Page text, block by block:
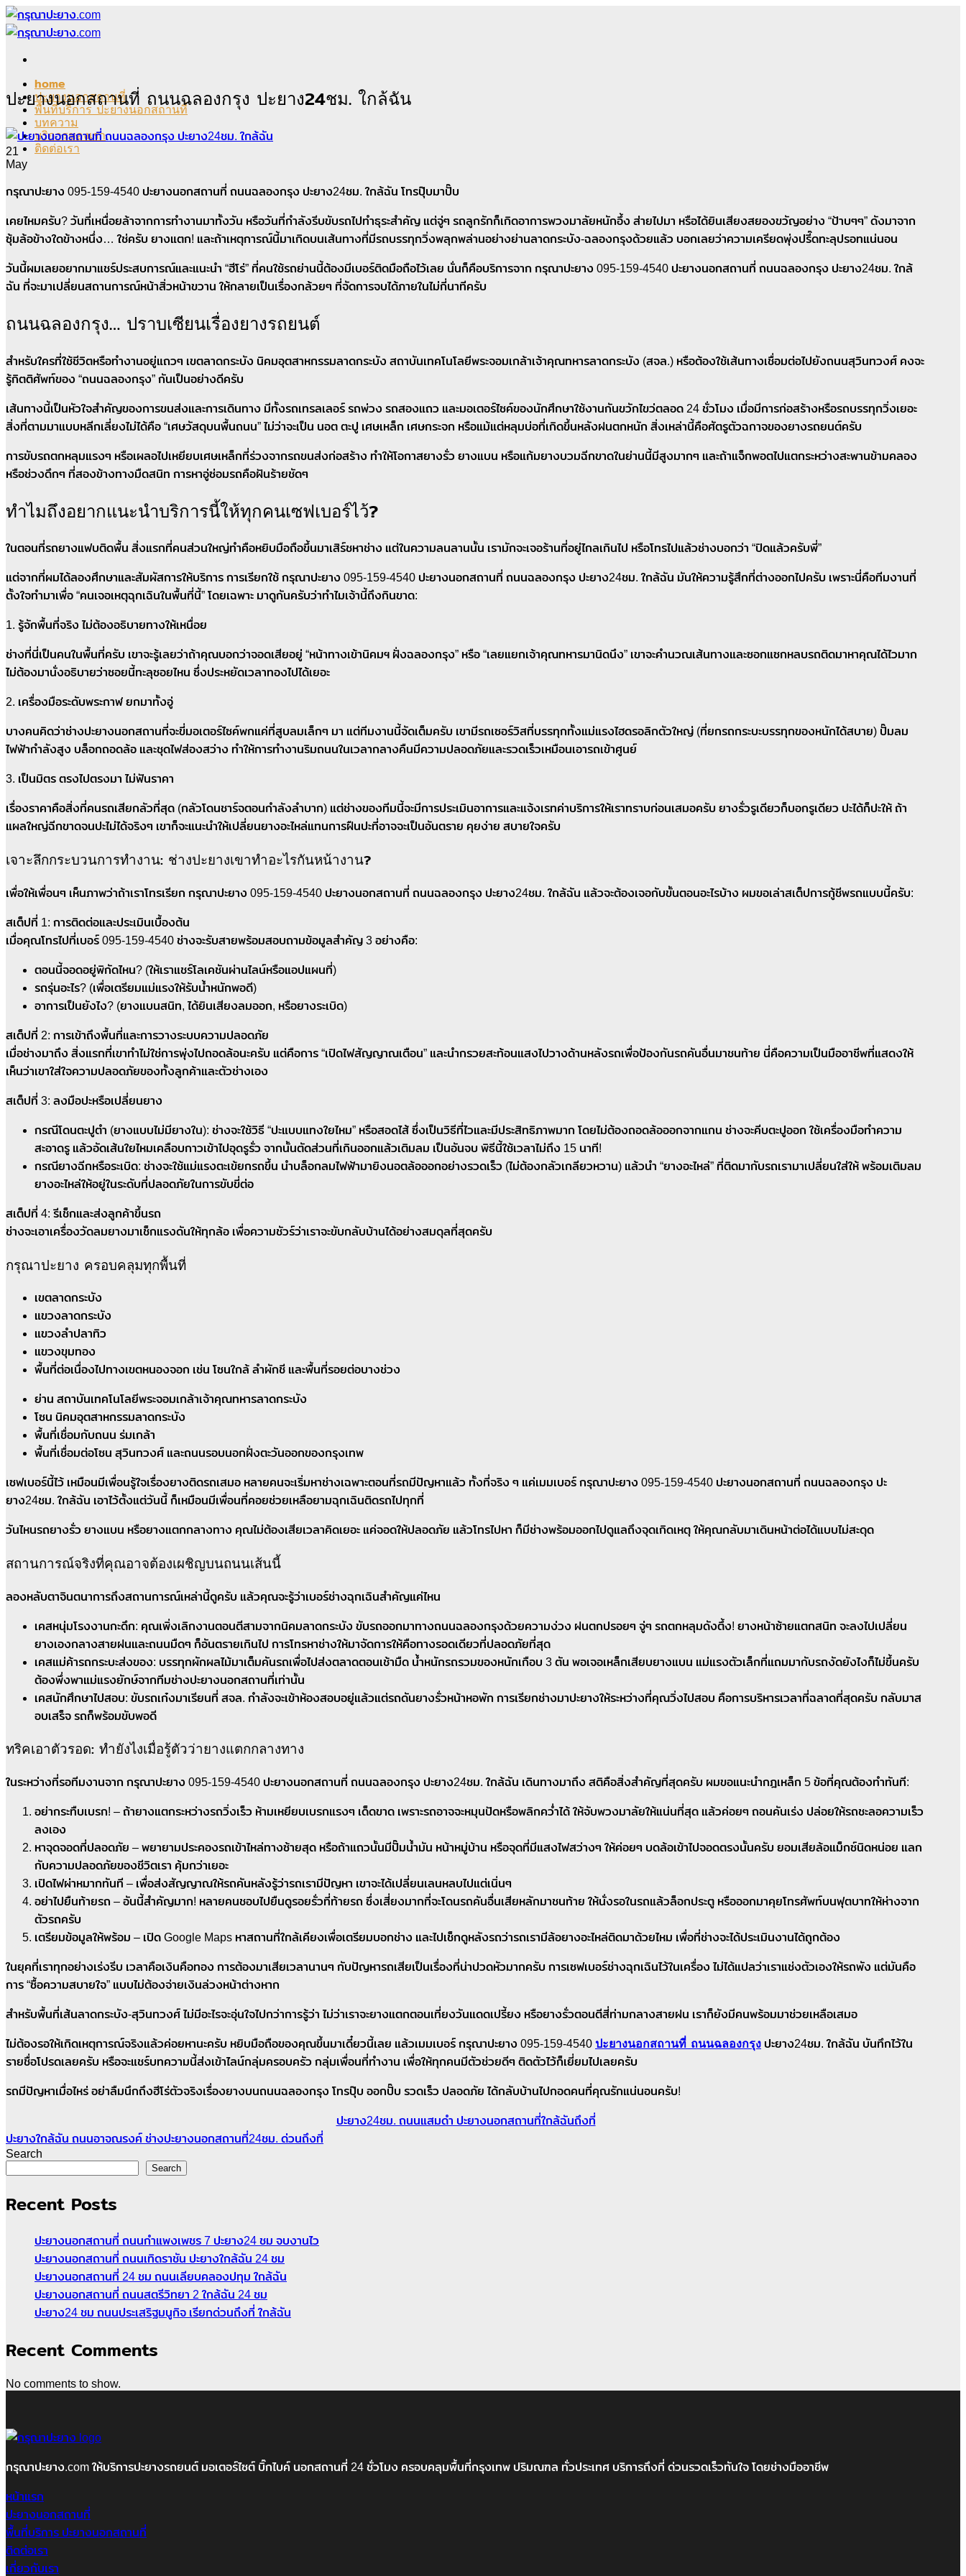
Skip
to
content
home
ปะยางนอกสถานที่
พื้นที่บริการ ปะยางนอกสถานที่
บทความ
บริการของเรา
ติดต่อเรา
ปะยางนอกสถานที่ ถนนฉลองกรุง ปะยาง24ชม. ใกล้ฉัน
21
May
กรุณาปะยาง 095-159-4540 ปะยางนอกสถานที่ ถนนฉลองกรุง ปะยาง24ชม. ใกล้ฉัน โทรปุ๊บมาปั๊บ
เคยไหมครับ? วันที่เหนื่อยล้าจากการทำงานมาทั้งวัน หรือวันที่กำลังรีบขับรถไปทำธุระสำคัญ แต่จู่ๆ รถลูกรักก็เกิดอาการพวงมาลัยหนักอึ้ง ส่ายไปมา หรือได้ยินเสียงสยองขวัญอย่าง “ป้าบๆๆ” ดังมาจาก
ซุ้มล้อข้างใดข้างหนึ่ง… ใช่ครับ ยางแตก! และถ้าเหตุการณ์นี้มาเกิดบนเส้นทางที่มีรถบรรทุกวิ่งพลุกพล่านอย่างย่านลาดกระบัง-ฉลองกรุงด้วยแล้ว บอกเลยว่าความเครียดพุ่งปรี๊ดทะลุปรอทแน่นอน
วันนี้ผมเลยอยากมาแชร์ประสบการณ์และแนะนำ “ฮีโร่” ที่คนใช้รถย่านนี้ต้องมีเบอร์ติดมือถือไว้เลย นั่นก็คือบริการจาก กรุณาปะยาง 095-159-4540 ปะยางนอกสถานที่ ถนนฉลองกรุง ปะยาง24ชม. ใกล้
ฉัน ที่จะมาเปลี่ยนสถานการณ์หน้าสิ่วหน้าขวาน ให้กลายเป็นเรื่องกล้วยๆ ที่จัดการจบได้ภายในไม่กี่นาทีครับ
ถนนฉลองกรุง… ปราบเซียนเรื่องยางรถยนต์
สำหรับใครที่ใช้ชีวิตหรือทำงานอยู่แถวๆ เขตลาดกระบัง นิคมอุตสาหกรรมลาดกระบัง สถาบันเทคโนโลยีพระจอมเกล้าเจ้าคุณทหารลาดกระบัง (สจล.) หรือต้องใช้เส้นทางเชื่อมต่อไปยังถนนสุวินทวงศ์ คงจะ
รู้กิตติศัพท์ของ “ถนนฉลองกรุง” กันเป็นอย่างดีครับ
เส้นทางนี้เป็นหัวใจสำคัญของการขนส่งและการเดินทาง มีทั้งรถเทรลเลอร์ รถพ่วง รถสองแถว และมอเตอร์ไซค์ของนักศึกษาใช้งานกันขวักไขว่ตลอด 24 ชั่วโมง เมื่อมีการก่อสร้างหรือรถบรรทุกวิ่งเยอะ
สิ่งที่ตามมาแบบหลีกเลี่ยงไม่ได้คือ “เศษวัสดุบนพื้นถนน” ไม่ว่าจะเป็น นอต ตะปู เศษเหล็ก เศษกระจก หรือแม้แต่หลุมบ่อที่เกิดขึ้นหลังฝนตกหนัก สิ่งเหล่านี้คือศัตรูตัวฉกาจของยางรถยนต์ครับ
การขับรถตกหลุมแรงๆ หรือเผลอไปเหยียบเศษเหล็กที่ร่วงจากรถขนส่งก่อสร้าง ทำให้โอกาสยางรั่ว ยางแบน หรือแก้มยางบวมฉีกขาดในย่านนี้มีสูงมากๆ และถ้าแจ็กพอตไปแตกระหว่างสะพานข้ามคลอง
หรือช่วงดึกๆ ที่สองข้างทางมืดสนิท การหาอู่ซ่อมรถคือฝันร้ายชัดๆ
ทำไมถึงอยากแนะนำบริการนี้ให้ทุกคนเซฟเบอร์ไว้?
ในตอนที่รถยางแฟบติดพื้น สิ่งแรกที่คนส่วนใหญ่ทำคือหยิบมือถือขึ้นมาเสิร์ชหาช่าง แต่ในความลนลานนั้น เรามักจะเจอร้านที่อยู่ไกลเกินไป หรือโทรไปแล้วช่างบอกว่า “ปิดแล้วครับพี่”
แต่จากที่ผมได้ลองศึกษาและสัมผัสการให้บริการ การเรียกใช้ กรุณาปะยาง 095-159-4540 ปะยางนอกสถานที่ ถนนฉลองกรุง ปะยาง24ชม. ใกล้ฉัน มันให้ความรู้สึกที่ต่างออกไปครับ เพราะนี่คือทีมงานที่
ตั้งใจทำมาเพื่อ “คนเจอเหตุฉุกเฉินในพื้นที่นี้” โดยเฉพาะ มาดูกันครับว่าทำไมเจ้านี้ถึงกินขาด:
1. รู้จักพื้นที่จริง ไม่ต้องอธิบายทางให้เหนื่อย
ช่างที่นี่เป็นคนในพื้นที่ครับ เขาจะรู้เลยว่าถ้าคุณบอกว่าจอดเสียอยู่ “หน้าทางเข้านิคมฯ ฝั่งฉลองกรุง” หรือ “เลยแยกเจ้าคุณทหารมานิดนึง” เขาจะคำนวณเส้นทางและซอกแซกหลบรถติดมาหาคุณได้ไวมาก
ไม่ต้องมานั่งอธิบายว่าซอยนี้ทะลุซอยไหน ซึ่งประหยัดเวลาทองไปได้เยอะ
2. เครื่องมือระดับพระกาฬ ยกมาทั้งอู่
บางคนคิดว่าช่างปะยางนอกสถานที่จะขี่มอเตอร์ไซค์พกแค่ที่สูบลมเล็กๆ มา แต่ทีมงานนี้จัดเต็มครับ เขามีรถเซอร์วิสที่บรรทุกทั้งแม่แรงไฮดรอลิกตัวใหญ่ (ที่ยกรถกระบะบรรทุกของหนักได้สบาย) ปั๊มลม
ไฟฟ้ากำลังสูง บล็อกถอดล้อ และชุดไฟส่องสว่าง ทำให้การทำงานริมถนนในเวลากลางคืนมีความปลอดภัยและรวดเร็วเหมือนเอารถเข้าศูนย์
3. เป็นมิตร ตรงไปตรงมา ไม่ฟันราคา
เรื่องราคาคือสิ่งที่คนรถเสียกลัวที่สุด (กลัวโดนชาร์จตอนกำลังลำบาก) แต่ช่างของทีมนี้จะมีการประเมินอาการและแจ้งเรทค่าบริการให้เราทราบก่อนเสมอครับ ยางรั่วรูเดียวก็บอกรูเดียว ปะได้ก็ปะให้ ถ้า
แผลใหญ่ฉีกขาดจนปะไม่ได้จริงๆ เขาก็จะแนะนำให้เปลี่ยนยางอะไหล่แทนการฝืนปะที่อาจจะเป็นอันตราย คุยง่าย สบายใจครับ
เจาะลึกกระบวนการทำงาน: ช่างปะยางเขาทำอะไรกันหน้างาน?
เพื่อให้เพื่อนๆ เห็นภาพว่าถ้าเราโทรเรียก กรุณาปะยาง 095-159-4540 ปะยางนอกสถานที่ ถนนฉลองกรุง ปะยาง24ชม. ใกล้ฉัน แล้วจะต้องเจอกับขั้นตอนอะไรบ้าง ผมขอเล่าสเต็ปการกู้ชีพรถแบบนี้ครับ:
สเต็ปที่ 1: การติดต่อและประเมินเบื้องต้น
เมื่อคุณโทรไปที่เบอร์ 095-159-4540 ช่างจะรับสายพร้อมสอบถามข้อมูลสำคัญ 3 อย่างคือ:
ตอนนี้จอดอยู่พิกัดไหน? (ให้เราแชร์โลเคชันผ่านไลน์หรือแอปแผนที่)
รถรุ่นอะไร? (เพื่อเตรียมแม่แรงให้รับน้ำหนักพอดี)
อาการเป็นยังไง? (ยางแบนสนิท, ได้ยินเสียงลมออก, หรือยางระเบิด)
สเต็ปที่ 2: การเข้าถึงพื้นที่และการวางระบบความปลอดภัย
เมื่อช่างมาถึง สิ่งแรกที่เขาทำไม่ใช่การพุ่งไปถอดล้อนะครับ แต่คือการ “เปิดไฟสัญญาณเตือน” และนำกรวยสะท้อนแสงไปวางด้านหลังรถเพื่อป้องกันรถคันอื่นมาชนท้าย นี่คือความเป็นมืออาชีพที่แสดงให้
เห็นว่าเขาใส่ใจความปลอดภัยของทั้งลูกค้าและตัวช่างเอง
สเต็ปที่ 3: ลงมือปะหรือเปลี่ยนยาง
กรณีโดนตะปูตำ (ยางแบบไม่มียางใน): ช่างจะใช้วิธี “ปะแบบแทงใยไหม” หรือสอดไส้ ซึ่งเป็นวิธีที่ไวและมีประสิทธิภาพมาก โดยไม่ต้องถอดล้อออกจากแกน ช่างจะคีบตะปูออก ใช้เครื่องมือทำความ
สะอาดรู แล้วอัดเส้นใยไหมเคลือบกาวเข้าไปอุดรูรั่ว จากนั้นตัดส่วนที่เกินออกแล้วเติมลม เป็นอันจบ พิธีนี้ใช้เวลาไม่ถึง 15 นาที!
กรณียางฉีกหรือระเบิด: ช่างจะใช้แม่แรงตะเข้ยกรถขึ้น นำบล็อกลมไฟฟ้ามายิงนอตล้อออกอย่างรวดเร็ว (ไม่ต้องกลัวเกลียวหวาน) แล้วนำ “ยางอะไหล่” ที่ติดมากับรถเรามาเปลี่ยนใส่ให้ พร้อมเติมลม
ยางอะไหล่ให้อยู่ในระดับที่ปลอดภัยในการขับขี่ต่อ
สเต็ปที่ 4: รีเช็กและส่งลูกค้าขึ้นรถ
ช่างจะเอาเครื่องวัดลมยางมาเช็กแรงดันให้ทุกล้อ เพื่อความชัวร์ว่าเราจะขับกลับบ้านได้อย่างสมดุลที่สุดครับ
กรุณาปะยาง ครอบคลุมทุกพื้นที่
เขตลาดกระบัง
แขวงลาดกระบัง
แขวงลำปลาทิว
แขวงขุมทอง
พื้นที่ต่อเนื่องไปทางเขตหนองจอก เช่น โซนใกล้ ลำผักชี และพื้นที่รอยต่อบางช่วง
ย่าน สถาบันเทคโนโลยีพระจอมเกล้าเจ้าคุณทหารลาดกระบัง
โซน นิคมอุตสาหกรรมลาดกระบัง
พื้นที่เชื่อมกับถนน ร่มเกล้า
พื้นที่เชื่อมต่อโซน สุวินทวงศ์ และถนนรอบนอกฝั่งตะวันออกของกรุงเทพ
เซฟเบอร์นี้ไว้ เหมือนมีเพื่อนรู้ใจเรื่องยางติดรถเสมอ หลายคนจะเริ่มหาช่างเฉพาะตอนที่รถมีปัญหาแล้ว ทั้งที่จริง ๆ แค่เมมเบอร์ กรุณาปะยาง 095-159-4540 ปะยางนอกสถานที่ ถนนฉลองกรุง ปะ
ยาง24ชม. ใกล้ฉัน เอาไว้ตั้งแต่วันนี้ ก็เหมือนมีเพื่อนที่คอยช่วยเหลือยามฉุกเฉินติดรถไปทุกที่
วันไหนรถยางรั่ว ยางแบน หรือยางแตกกลางทาง คุณไม่ต้องเสียเวลาคิดเยอะ แค่จอดให้ปลอดภัย แล้วโทรไปหา ก็มีช่างพร้อมออกไปดูแลถึงจุดเกิดเหตุ ให้คุณกลับมาเดินหน้าต่อได้แบบไม่สะดุด
สถานการณ์จริงที่คุณอาจต้องเผชิญบนถนนเส้นนี้
ลองหลับตาจินตนาการถึงสถานการณ์เหล่านี้ดูครับ แล้วคุณจะรู้ว่าเบอร์ช่างฉุกเฉินสำคัญแค่ไหน
เคสหนุ่มโรงงานกะดึก: คุณเพิ่งเลิกงานตอนตีสามจากนิคมลาดกระบัง ขับรถออกมาทางถนนฉลองกรุงด้วยความง่วง ฝนตกปรอยๆ จู่ๆ รถตกหลุมดังตึ้ง! ยางหน้าซ้ายแตกสนิท จะลงไปเปลี่ยน
ยางเองกลางสายฝนและถนนมืดๆ ก็อันตรายเกินไป การโทรหาช่างให้มาจัดการให้คือทางรอดเดียวที่ปลอดภัยที่สุด
เคสแม่ค้ารถกระบะส่งของ: บรรทุกผักผลไม้มาเต็มคันรถเพื่อไปส่งตลาดตอนเช้ามืด น้ำหนักรถรวมของหนักเกือบ 3 ตัน พอเจอเหล็กเสียบยางแบน แม่แรงตัวเล็กที่แถมมากับรถงัดยังไงก็ไม่ขึ้นครับ
ต้องพึ่งพาแม่แรงยักษ์จากทีมช่างปะยางนอกสถานที่เท่านั้น
เคสนักศึกษาไปสอบ: ขับรถเก๋งมาเรียนที่ สจล. กำลังจะเข้าห้องสอบอยู่แล้วแต่รถดันยางรั่วหน้าหอพัก การเรียกช่างมาปะยางให้ระหว่างที่คุณวิ่งไปสอบ คือการบริหารเวลาที่ฉลาดที่สุดครับ กลับมาส
อบเสร็จ รถก็พร้อมขับพอดี
ทริคเอาตัวรอด: ทำยังไงเมื่อรู้ตัวว่ายางแตกกลางทาง
ในระหว่างที่รอทีมงานจาก กรุณาปะยาง 095-159-4540 ปะยางนอกสถานที่ ถนนฉลองกรุง ปะยาง24ชม. ใกล้ฉัน เดินทางมาถึง สติคือสิ่งสำคัญที่สุดครับ ผมขอแนะนำกฎเหล็ก 5 ข้อที่คุณต้องทำทันที:
อย่ากระทืบเบรก! – ถ้ายางแตกระหว่างรถวิ่งเร็ว ห้ามเหยียบเบรกแรงๆ เด็ดขาด เพราะรถอาจจะหมุนปัดหรือพลิกคว่ำได้ ให้จับพวงมาลัยให้แน่นที่สุด แล้วค่อยๆ ถอนคันเร่ง ปล่อยให้รถชะลอความเร็ว
ลงเอง
หาจุดจอดที่ปลอดภัย – พยายามประคองรถเข้าไหล่ทางซ้ายสุด หรือถ้าแถวนั้นมีปั๊มน้ำมัน หน้าหมู่บ้าน หรือจุดที่มีแสงไฟสว่างๆ ให้ค่อยๆ บดล้อเข้าไปจอดตรงนั้นครับ ยอมเสียล้อแม็กซ์นิดหน่อย แลก
กับความปลอดภัยของชีวิตเรา คุ้มกว่าเยอะ
เปิดไฟผ่าหมากทันที – เพื่อส่งสัญญาณให้รถคันหลังรู้ว่ารถเรามีปัญหา เขาจะได้เปลี่ยนเลนหลบไปแต่เนิ่นๆ
อย่าไปยืนท้ายรถ – อันนี้สำคัญมาก! หลายคนชอบไปยืนดูรอยรั่วที่ท้ายรถ ซึ่งเสี่ยงมากที่จะโดนรถคันอื่นเสียหลักมาชนท้าย ให้นั่งรอในรถแล้วล็อกประตู หรือออกมาคุยโทรศัพท์บนฟุตบาทให้ห่างจาก
ตัวรถครับ
เตรียมข้อมูลให้พร้อม – เปิด Google Maps หาสถานที่ใกล้เคียงเพื่อเตรียมบอกช่าง และไปเช็กดูหลังรถว่ารถเรามีล้อยางอะไหล่ติดมาด้วยไหม เพื่อที่ช่างจะได้ประเมินงานได้ถูกต้อง
ในยุคที่เราทุกอย่างเร่งรีบ เวลาคือเงินคือทอง การต้องมาเสียเวลานานๆ กับปัญหารถเสียเป็นเรื่องที่น่าปวดหัวมากครับ การเซฟเบอร์ช่างฉุกเฉินไว้ในเครื่อง ไม่ได้แปลว่าเราแช่งตัวเองให้รถพัง แต่มันคือ
การ “ซื้อความสบายใจ” แบบไม่ต้องจ่ายเงินล่วงหน้าต่างหาก
สำหรับพื้นที่เส้นลาดกระบัง-สุวินทวงศ์ ไม่มีอะไรจะอุ่นใจไปกว่าการรู้ว่า ไม่ว่าเราจะยางแตกตอนเที่ยงวันแดดเปรี้ยง หรือยางรั่วตอนตีสี่ท่ามกลางสายฝน เราก็ยังมีคนพร้อมมาช่วยเหลือเสมอ
ไม่ต้องรอให้เกิดเหตุการณ์จริงแล้วค่อยหานะครับ หยิบมือถือของคุณขึ้นมาเดี๋ยวนี้เลย แล้วเมมเบอร์ กรุณาปะยาง 095-159-4540 ปะยางนอกสถานที่ ถนนฉลองกรุง ปะยาง24ชม. ใกล้ฉัน บันทึกไว้ใน
รายชื่อโปรดเลยครับ หรือจะแชร์บทความนี้ส่งเข้าไลน์กลุ่มครอบครัว กลุ่มเพื่อนที่ทำงาน เพื่อให้ทุกคนมีตัวช่วยดีๆ ติดตัวไว้ก็เยี่ยมไปเลยครับ
รถมีปัญหาเมื่อไหร่ อย่าลืมนึกถึงฮีโร่ตัวจริงเรื่องยางบนถนนฉลองกรุง โทรปุ๊บ ออกปั๊บ รวดเร็ว ปลอดภัย ได้กลับบ้านไปกอดคนที่คุณรักแน่นอนครับ!
ปะยาง24ชม. ถนนแสมดำ ปะยางนอกสถานที่ใกล้ฉันถึงที่
ปะยางใกล้ฉัน ถนนอาจณรงค์ ช่างปะยางนอกสถานที่24ชม. ด่วนถึงที่
Search
Search
Recent Posts
ปะยางนอกสถานที่ ถนนกำแพงเพชร 7 ปะยาง24 ชม จบงานไว
ปะยางนอกสถานที่ ถนนเทิดราชัน ปะยางใกล้ฉัน 24 ชม
ปะยางนอกสถานที่ 24 ชม ถนนเลียบคลองปทุม ใกล้ฉัน
ปะยางนอกสถานที่ ถนนสตรีวิทยา 2 ใกล้ฉัน 24 ชม
ปะยาง24 ชม ถนนประเสริฐมนูกิจ เรียกด่วนถึงที่ ใกล้ฉัน
Recent Comments
No comments to show.
กรุณาปะยาง.com ให้บริการปะยางรถยนต์ มอเตอร์ไซต์ บิ๊กไบค์ นอกสถานที่ 24 ชั่วโมง ครอบคลุมพื้นที่กรุงเทพ ปริมณฑล ทั่วประเทศ บริการถึงที่ ด่วนรวดเร็วทันใจ โดยช่างมืออาชีพ
หน้าแรก
ปะยางนอกสถานที่
พื้นที่บริการ ปะยางนอกสถานที่
ติดต่อเรา
เกี่ยวกับเรา